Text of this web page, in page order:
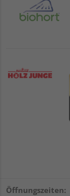
Öffnungszeiten: